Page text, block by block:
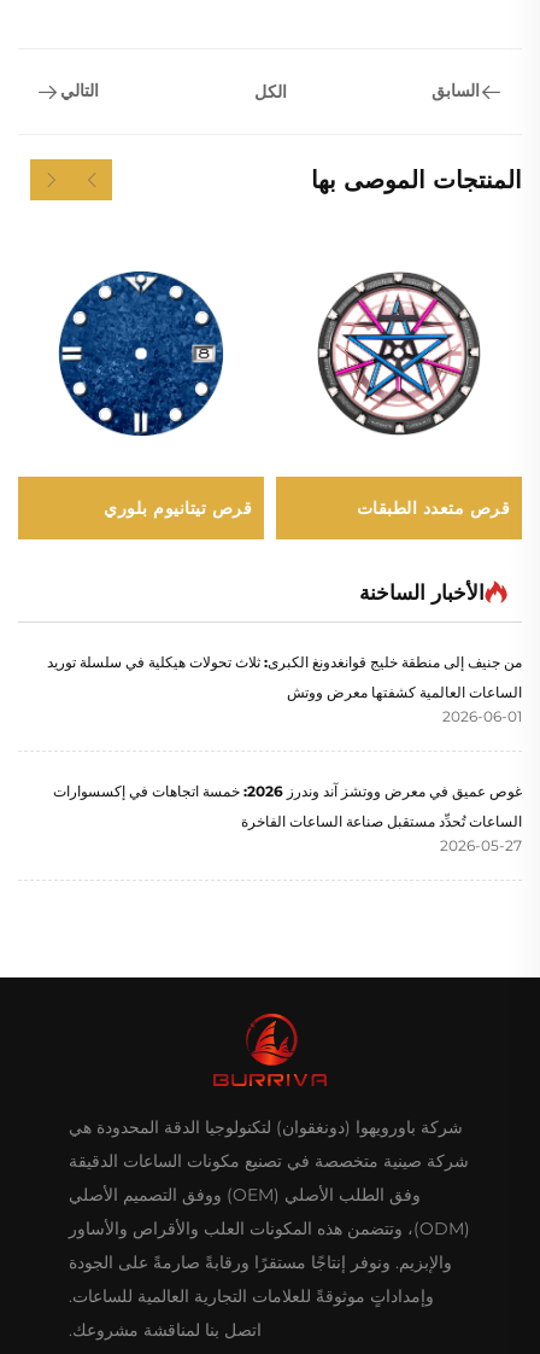
السابق الكل التالي
المنتجات الموصى بها
قرص متعدد الطبقات قرص تيتانيوم بلوري
الأخبار الساخنة
من جنيف إلى منطقة خليج قوانغدونغ الكبرى: ثلاث تحولات هيكلية في سلسلة توريد
الساعات العالمية كشفتها معرض ووتش
2026-06-01
غوص عميق في معرض ووتشز آند وندرز 2026: خمسة اتجاهات في إكسسوارات
الساعات تُحدِّد مستقبل صناعة الساعات الفاخرة
2026-05-27
شركة باورويهوا (دونغقوان) لتكنولوجيا الدقة المحدودة هي
شركة صينية متخصصة في تصنيع مكونات الساعات الدقيقة
وفق الطلب الأصلي (OEM) ووفق التصميم الأصلي
(ODM)، وتتضمن هذه المكونات العلب والأقراص والأساور
والإبزيم. ونوفر إنتاجًا مستقرًا ورقابةً صارمةً على الجودة
وإمداداتٍ موثوقةً للعلامات التجارية العالمية للساعات.
اتصل بنا لمناقشة مشروعك.